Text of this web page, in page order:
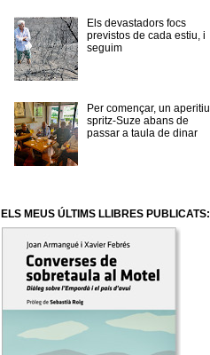
Els devastadors focs
previstos de cada estiu, i
seguim
Per començar, un aperitiu
spritz-Suze abans de
passar a taula de dinar
ELS MEUS ÚLTIMS LLIBRES PUBLICATS: